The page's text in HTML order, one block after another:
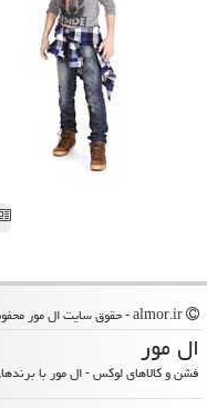
ال مور
فشن و کالاهای لوکس - ال مور با